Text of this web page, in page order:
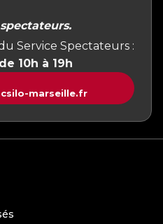
Service Spectateurs :
10h à 19h
marseille.fr